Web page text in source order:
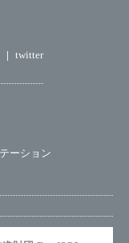
twitter
ーション